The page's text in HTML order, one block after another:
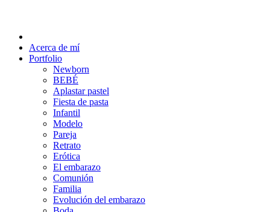
Acerca de mí
Portfolio
Newborn
BEBÉ
Aplastar pastel
Fiesta de pasta
Infantil
Modelo
Pareja
Retrato
Erótica
El embarazo
Comunión
Familia
Evolución del embarazo